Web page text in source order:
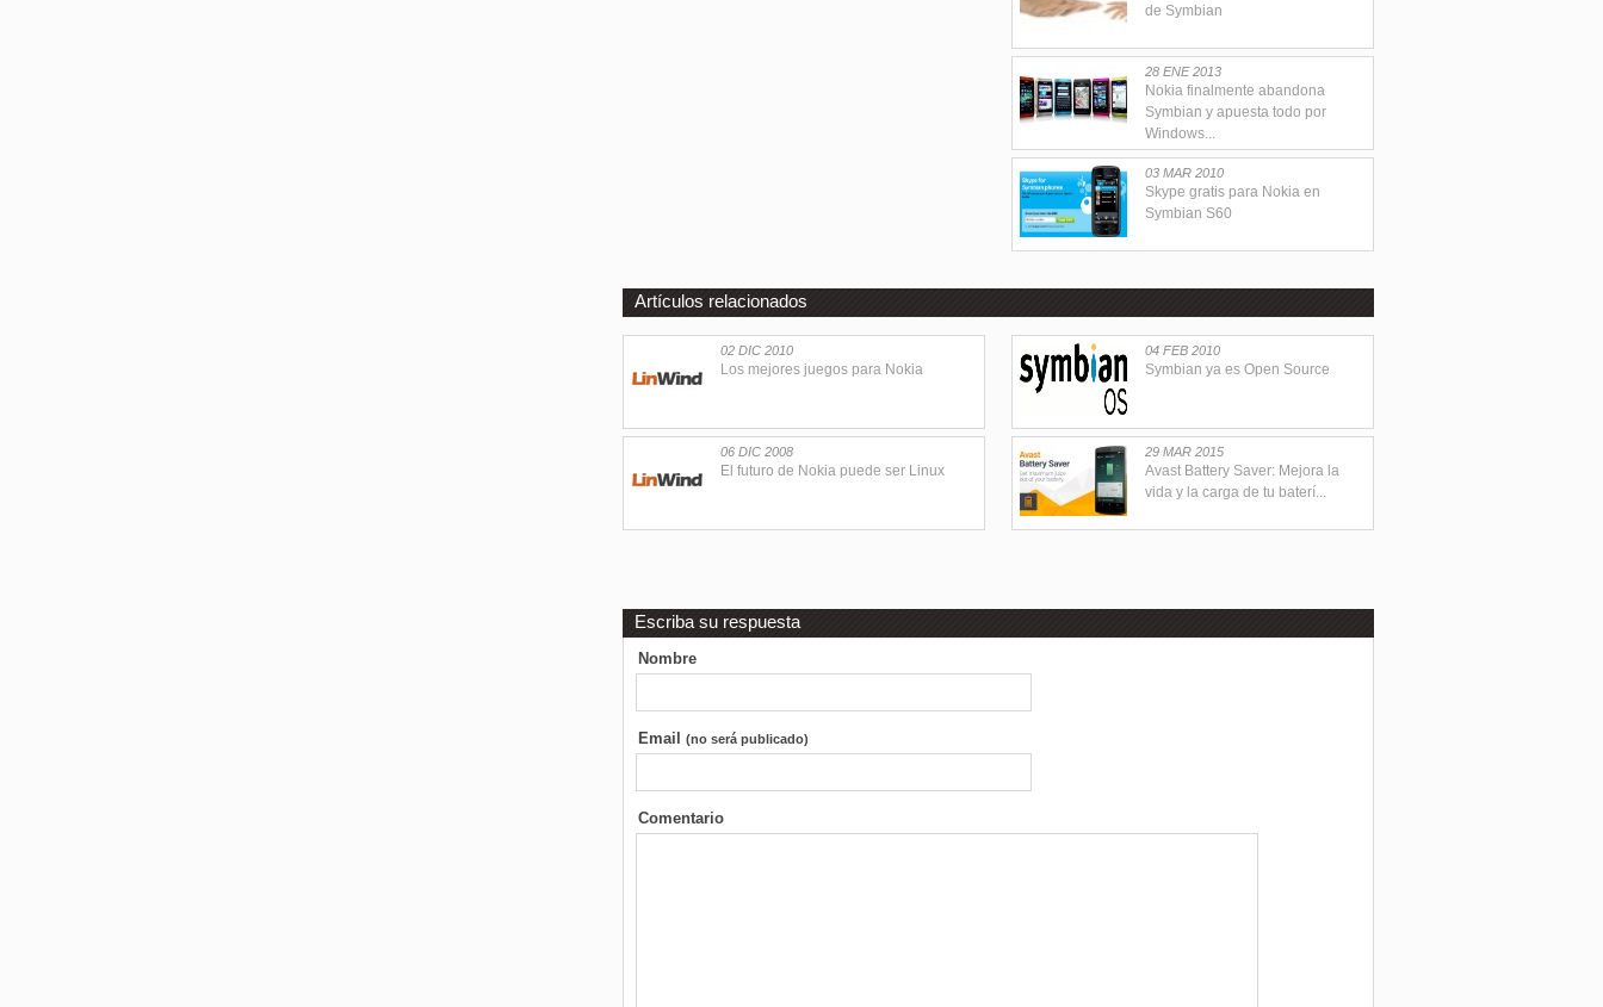
de Symbian
28 ENE 2013
Nokia finalmente abandona
Symbian y apuesta todo por
Windows...
03 MAR 2010
Skype gratis para Nokia en
Symbian S60
Artículos relacionados
04 FEB 2010
Symbian ya es Open Source
02 DIC 2010
Los mejores juegos para Nokia
29 MAR 2015
Avast Battery Saver: Mejora la
vida y la carga de tu baterí...
06 DIC 2008
El futuro de Nokia puede ser Linux
Escriba su respuesta
Nombre
Email (no será publicado)
Comentario